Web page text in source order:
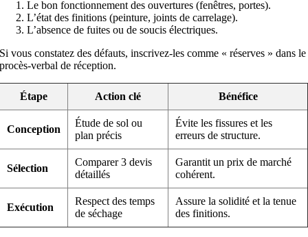
Le bon fonctionnement des ouvertures (fenêtres, portes).
L’état des finitions (peinture, joints de carrelage).
L’absence de fuites ou de soucis électriques.
Si vous constatez des défauts, inscrivez-les comme « réserves » dans le
procès-verbal de réception.
Étape Action clé Bénéfice
Conception
Étude de sol ou
plan précis
Évite les fissures et les
erreurs de structure.
Sélection
Comparer 3 devis
détaillés
Garantit un prix de marché
cohérent.
Exécution
Respect des temps
de séchage
Assure la solidité et la tenue
des finitions.